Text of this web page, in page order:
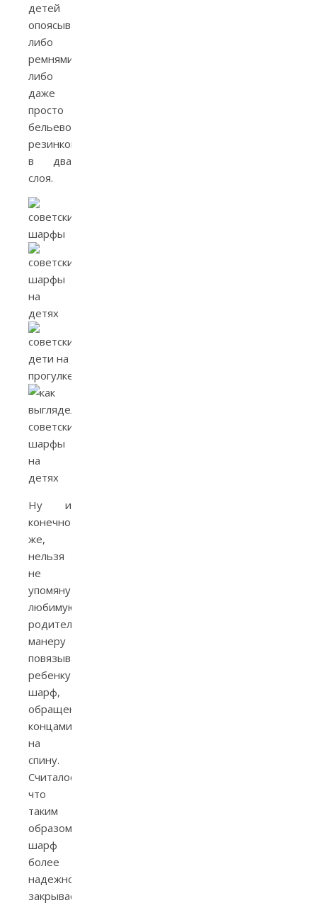
детей
опоясывали
либо
ремнями,
либо
даже
просто
бельевой
резинкой
в два
слоя.
Ну и
конечно
же,
нельзя
не
упомянуть
любимую
родительскую
манеру
повязывать
ребенку
шарф,
обращенный
концами
на
спину.
Считалось,
что
таким
образом
шарф
более
надежно
закрывает